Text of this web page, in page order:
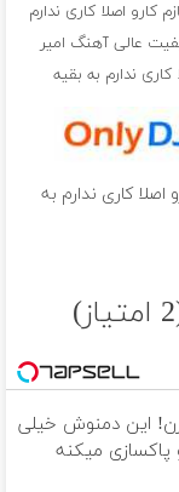
اصلا کاری ندارم
عالی آهنگ امیر
ندارم به بقیه
کاری ندارم به
این دمنوش خیلی
پاکسازی میکنه